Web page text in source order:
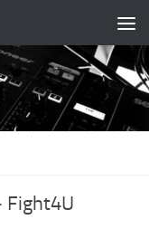
Fight4U